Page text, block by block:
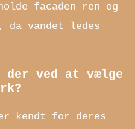
facaden ren og
vandet ledes
ved at vælge
kendt for deres